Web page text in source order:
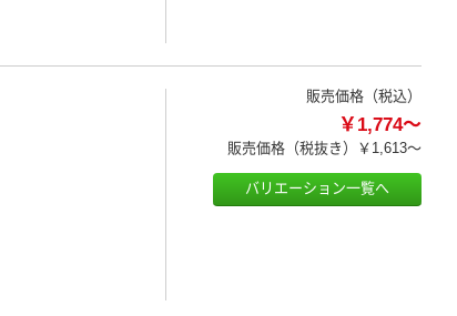
販売価格（税込）
￥1,774～
販売価格（税抜き） ￥1,613～
バリエーション一覧へ